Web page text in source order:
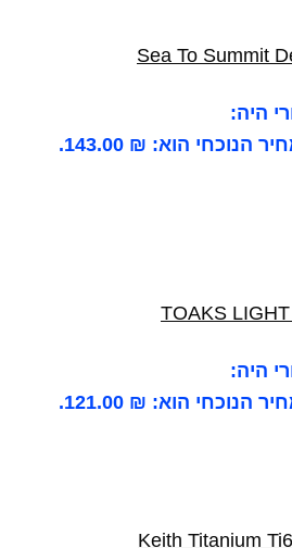
היה:
הנוכחי הוא: ₪ 143.00.
היה:
הנוכחי הוא: ₪ 121.00.